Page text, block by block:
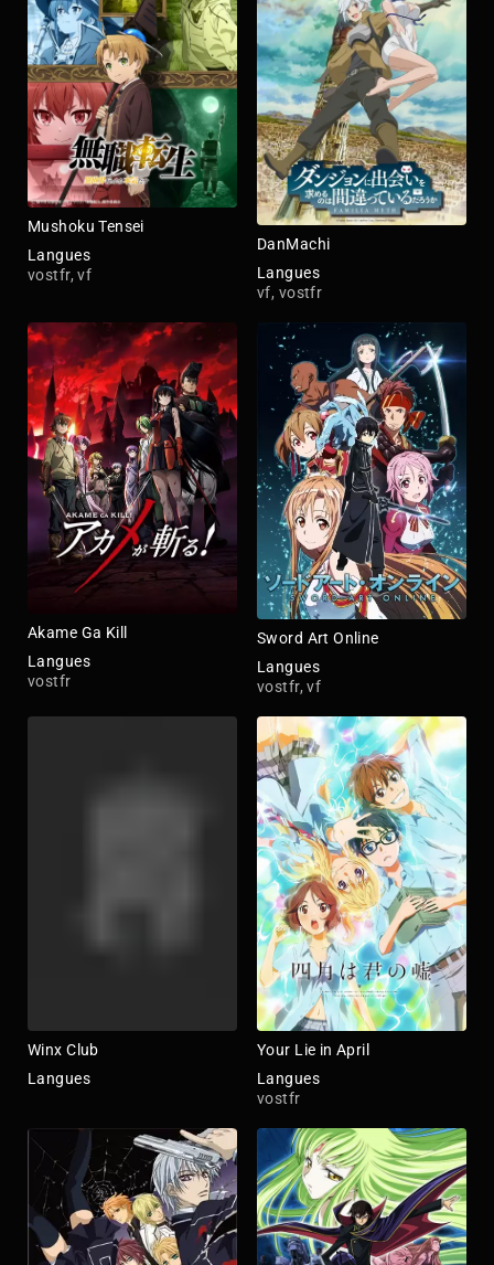
Mushoku Tensei
Langues
vostfr, vf
DanMachi
Langues
vf, vostfr
Akame Ga Kill
Langues
vostfr
Sword Art Online
Langues
vostfr, vf
Winx Club
Langues
Your Lie in April
Langues
vostfr